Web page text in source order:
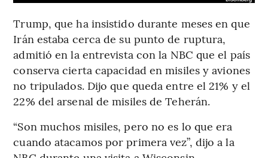
Trump, que ha insistido durante meses en que
Irán estaba cerca de su punto de ruptura,
admitió en la entrevista con la NBC que el país
conserva cierta capacidad en misiles y aviones
no tripulados. Dijo que queda entre el 21% y el
22% del arsenal de misiles de Teherán.
“Son muchos misiles, pero no es lo que era
cuando atacamos por primera vez”, dijo a la